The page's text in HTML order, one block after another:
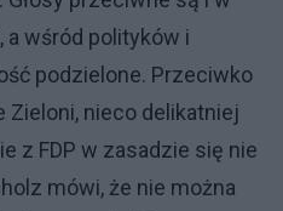
wśród polityków i
podzielone. Przeciwko
Zieloni, nieco delikatniej
z FDP w zasadzie się nie
mówi, że nie można